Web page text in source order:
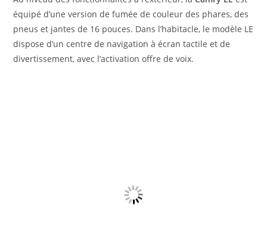
équipé d’une version de fumée de couleur des phares, des
pneus et jantes de 16 pouces. Dans l’habitacle, le modèle LE
dispose d’un centre de navigation à écran tactile et de
divertissement, avec l’activation offre de voix.